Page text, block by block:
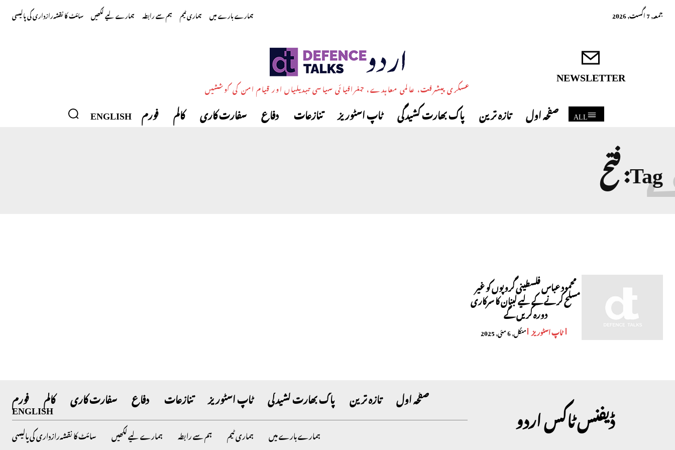
جمعہ, 7 اگست, 2026 ہمارے بارے میں ہماری ٹیم ہم سے رابطہ ہمارے لیے لکھیں سائٹ کا نقشہرازداری کی پالیسی
NEWSLETTER
عسکری پیشرفت، عالمی معاہدے، جغرافیائی سیاسی تبدیلیاں اور قیام امن کی کوششیں
ALL صفحہ اول تازہ ترین پاک بھارت کشیدگی ٹاپ اسٹوریز تنازعات دفاع سفارت کاری کالم فورم ENGLISH
Tag:فتح
محمود عباس فلسطینی گروپوں کو غیر
مسلح کرنے کے لیے لبنان کا سرکاری
دورہ کریں گے
ٹاپ اسٹوریز منگل, 6 مئی, 2025
ڈیفنس ٹاکس اردو
صفحہ اول تازہ ترین پاک بھارت کشیدگی ٹاپ اسٹوریز تنازعات دفاع سفارت کاری کالم فورم
ENGLISH
ہمارے بارے میں ہماری ٹیم ہم سے رابطہ ہمارے لیے لکھیں سائٹ کا نقشہرازداری کی پالیسی